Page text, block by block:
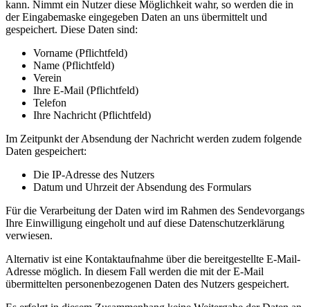
kann. Nimmt ein Nutzer diese Möglichkeit wahr, so werden die in
der Eingabemaske eingegeben Daten an uns übermittelt und
gespeichert. Diese Daten sind:
Vorname (Pflichtfeld)
Name (Pflichtfeld)
Verein
Ihre E-Mail (Pflichtfeld)
Telefon
Ihre Nachricht (Pflichtfeld)
Im Zeitpunkt der Absendung der Nachricht werden zudem folgende
Daten gespeichert:
Die IP-Adresse des Nutzers
Datum und Uhrzeit der Absendung des Formulars
Für die Verarbeitung der Daten wird im Rahmen des Sendevorgangs
Ihre Einwilligung eingeholt und auf diese Datenschutzerklärung
verwiesen.
Alternativ ist eine Kontaktaufnahme über die bereitgestellte E-Mail-
Adresse möglich. In diesem Fall werden die mit der E-Mail
übermittelten personenbezogenen Daten des Nutzers gespeichert.